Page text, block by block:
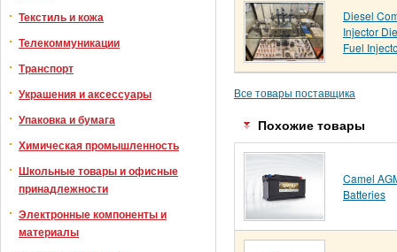
Текстиль и кожа
Телекоммуникации
Транспорт
Украшения и аксессуары
Упаковка и бумага
Химическая промышленность
Школьные товары и офисные
принадлежности
Электронные компоненты и
материалы
Diesel
Injector
Fuel
Все товары поставщика
Похожие товары
Camel
Batteries